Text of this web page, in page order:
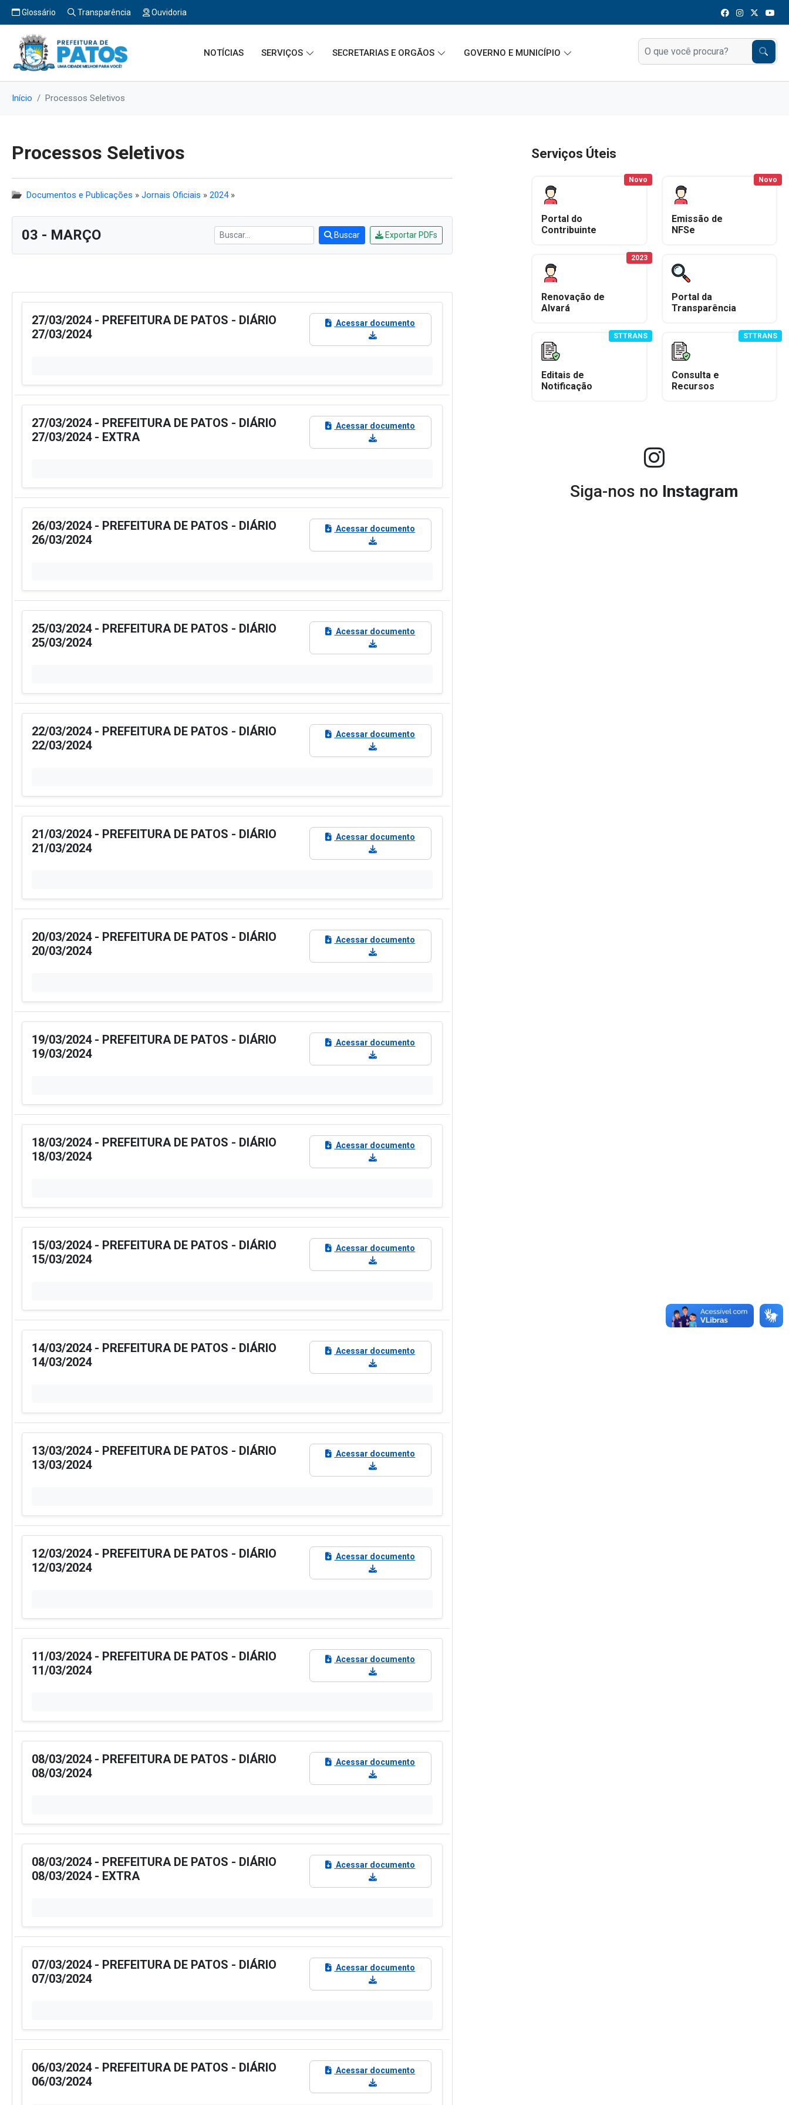
Glossário Transparência Ouvidoria
NOTÍCIAS SERVIÇOS SECRETARIAS E ORGÃOS GOVERNO E MUNICÍPIO
Início Processos Seletivos
Processos Seletivos
Documentos e Publicações » Jornais Oficiais » 2024»
03 - MARÇO Buscar Exportar PDFs
27/03/2024 - PREFEITURA DE PATOS - DIÁRIO
27/03/2024
Acessar documento
27/03/2024 - PREFEITURA DE PATOS - DIÁRIO
27/03/2024 - EXTRA
Acessar documento
26/03/2024 - PREFEITURA DE PATOS - DIÁRIO
26/03/2024
Acessar documento
25/03/2024 - PREFEITURA DE PATOS - DIÁRIO
25/03/2024
Acessar documento
22/03/2024 - PREFEITURA DE PATOS - DIÁRIO
22/03/2024
Acessar documento
21/03/2024 - PREFEITURA DE PATOS - DIÁRIO
21/03/2024
Acessar documento
20/03/2024 - PREFEITURA DE PATOS - DIÁRIO
20/03/2024
Acessar documento
19/03/2024 - PREFEITURA DE PATOS - DIÁRIO
19/03/2024
Acessar documento
18/03/2024 - PREFEITURA DE PATOS - DIÁRIO
18/03/2024
Acessar documento
15/03/2024 - PREFEITURA DE PATOS - DIÁRIO
15/03/2024
Acessar documento
14/03/2024 - PREFEITURA DE PATOS - DIÁRIO
14/03/2024
Acessar documento
13/03/2024 - PREFEITURA DE PATOS - DIÁRIO
13/03/2024
Acessar documento
12/03/2024 - PREFEITURA DE PATOS - DIÁRIO
12/03/2024
Acessar documento
11/03/2024 - PREFEITURA DE PATOS - DIÁRIO
11/03/2024
Acessar documento
08/03/2024 - PREFEITURA DE PATOS - DIÁRIO
08/03/2024
Acessar documento
08/03/2024 - PREFEITURA DE PATOS - DIÁRIO
08/03/2024 - EXTRA
Acessar documento
07/03/2024 - PREFEITURA DE PATOS - DIÁRIO
07/03/2024
Acessar documento
06/03/2024 - PREFEITURA DE PATOS - DIÁRIO
06/03/2024
Acessar documento
Serviços Úteis
Portal do
Contribuinte
Novo
Emissão de
NFSe
Novo
Renovação de
Alvará
2023
Portal da
Transparência
Editais de
Notificação
STTRANS
Consulta e
Recursos
STTRANS
Siga-nos no Instagram